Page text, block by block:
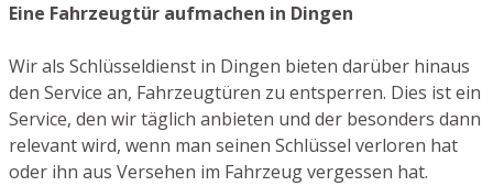
Eine Fahrzeugtür aufmachen in Dingen
Wir als Schlüsseldienst in Dingen bieten darüber hinaus
den Service an, Fahrzeugtüren zu entsperren. Dies ist ein
Service, den wir täglich anbieten und der besonders dann
relevant wird, wenn man seinen Schlüssel verloren hat
oder ihn aus Versehen im Fahrzeug vergessen hat.